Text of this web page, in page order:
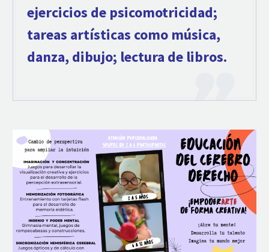
ejercicios de psicomotricidad;
tareas artísticas como música,
danza, dibujo; lectura de libros.